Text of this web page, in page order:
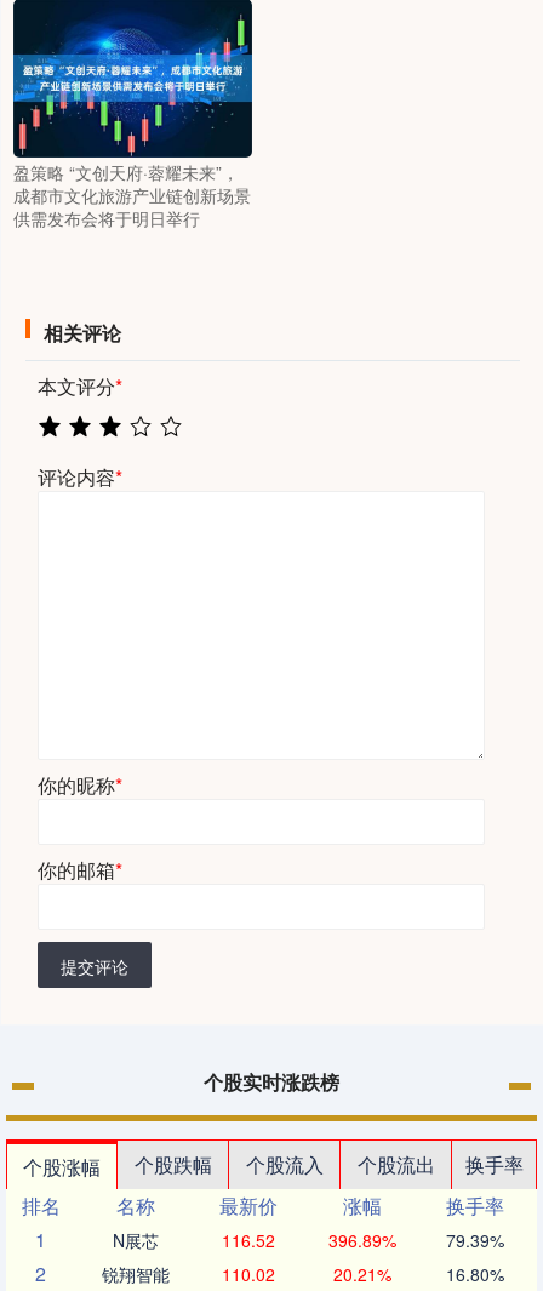
盈策略 “文创天府·蓉耀未来”，
成都市文化旅游产业链创新场景
供需发布会将于明日举行
相关评论
本文评分*
评论内容*
你的昵称*
你的邮箱*
提交评论
个股实时涨跌榜
个股涨幅 个股跌幅 个股流入 个股流出
换手率
排名
名称 最新价 涨幅
换手率
1
N展芯 116.52 396.89% 79.39%
2 锐翔智能 110.02 20.21% 16.80%